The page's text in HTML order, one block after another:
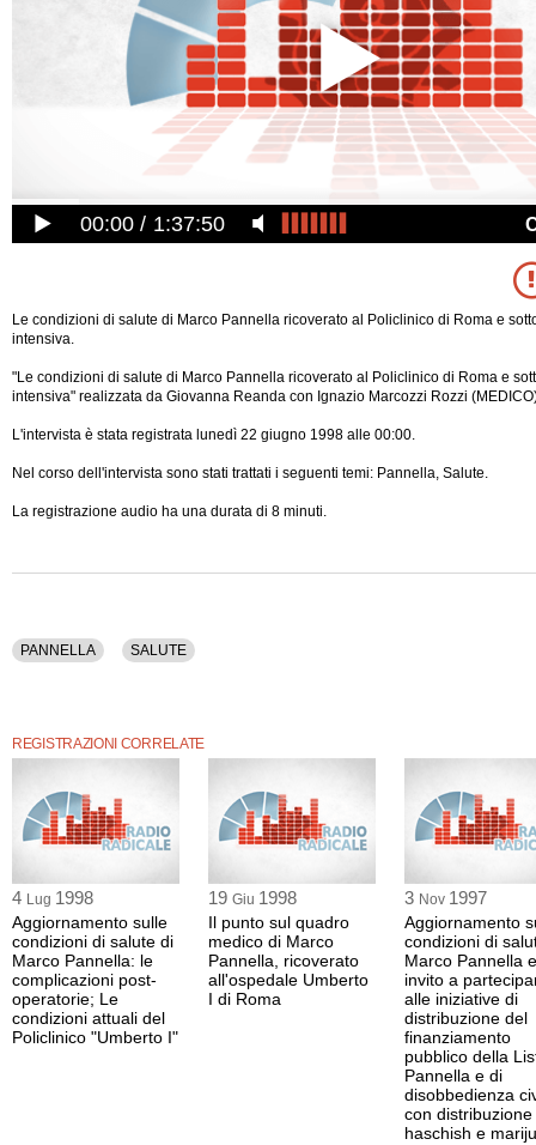
00:00 1:37:50
Le condizioni di salute di Marco Pannella ricoverato al Policlinico di Roma e
intensiva.
"Le condizioni di salute di Marco Pannella ricoverato al Policlinico di Roma e
intensiva" realizzata da Giovanna Reanda con Ignazio Marcozzi Rozzi
L'intervista è stata registrata lunedì 22 giugno 1998 alle 00:00.
Nel corso dell'intervista sono stati trattati i seguenti temi: Pannella, Salute.
La registrazione audio ha una durata di 8 minuti.
PANNELLA SALUTE
REGISTRAZIONI CORRELATE
4 Lug 1998
Aggiornamento sulle
condizioni di salute di
Marco Pannella: le
complicazioni post-
operatorie; Le
condizioni attuali del
Policlinico "Umberto I"
19 Giu 1998
Il punto sul quadro
medico di Marco
Pannella, ricoverato
all'ospedale Umberto
I di Roma
3 Nov 1997
Aggiornamento
condizioni di
Marco Pannella e
invito a
alle iniziative di
distribuzione del
finanziamento
pubblico della
Pannella e di
disobbedienza
con distribuzione
haschish e